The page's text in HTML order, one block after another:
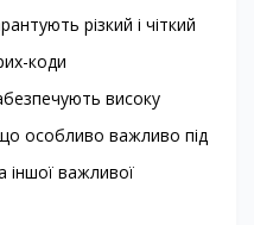
різкий і чіткий
коди
високу
що особливо важливо під
іншої важливої